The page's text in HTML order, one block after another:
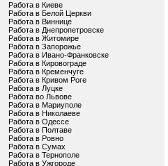
Работа в Киеве
Работа в Белой Церкви
Работа в Виннице
Работа в Днепропетровске
Работа в Житомире
Работа в Запорожье
Работа в Ивано-Франковске
Работа в Кировограде
Работа в Кременчуге
Работа в Кривом Роге
Работа в Луцке
Работа во Львове
Работа в Мариуполе
Работа в Николаеве
Работа в Одессе
Работа в Полтаве
Работа в Ровно
Работа в Сумах
Работа в Тернополе
Работа в Ужгороде